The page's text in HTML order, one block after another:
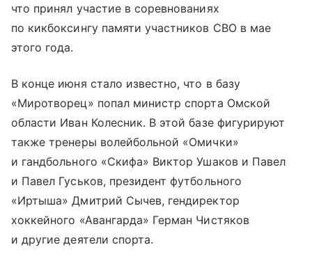
что принял участие в соревнованиях
по кикбоксингу памяти участников СВО в мае
этого года.
В конце июня стало известно, что в базу
«Миротворец» попал министр спорта Омской
области Иван Колесник. В этой базе фигурируют
также тренеры волейбольной «Омички»
и гандбольного «Скифа» Виктор Ушаков и Павел
и Павел Гуськов, президент футбольного
«Иртыша» Дмитрий Сычев, гендиректор
хоккейного «Авангарда» Герман Чистяков
и другие деятели спорта.